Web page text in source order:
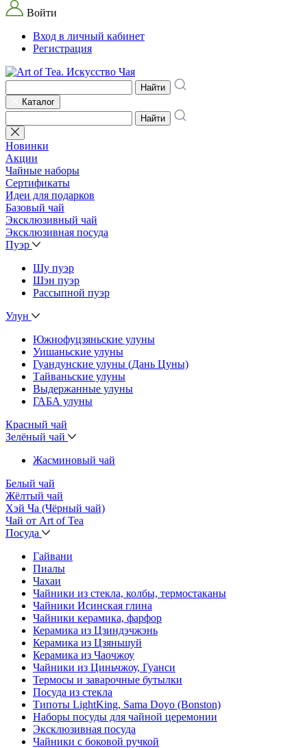
Войти
Вход в личный кабинет
Регистрация
Найти
Каталог
Найти
Новинки
Акции
Чайные наборы
Сертификаты
Идеи для подарков
Базовый чай
Эксклюзивный чай
Эксклюзивная посуда
Пуэр
Шу пуэр
Шэн пуэр
Рассыпной пуэр
Улун
Южнофуцзяньские улуны
Уишаньские улуны
Гуандунские улуны (Дань Цуны)
Тайваньские улуны
Выдержанные улуны
ГАБА улуны
Красный чай
Зелёный чай
Жасминовый чай
Белый чай
Жёлтый чай
Хэй Ча (Чёрный чай)
Чай от Art of Tea
Посуда
Гайвани
Пиалы
Чахаи
Чайники из стекла, колбы, термостаканы
Чайники Исинская глина
Чайники керамика, фарфор
Керамика из Цзиндэчжэнь
Керамика из Цзяньшуй
Керамика из Чаочжоу
Чайники из Циньчжоу, Гуанси
Термосы и заварочные бутылки
Посуда из стекла
Типоты LightKing, Sama Doyo (Bonston)
Наборы посуды для чайной церемонии
Эксклюзивная посуда
Чайники с боковой ручкой